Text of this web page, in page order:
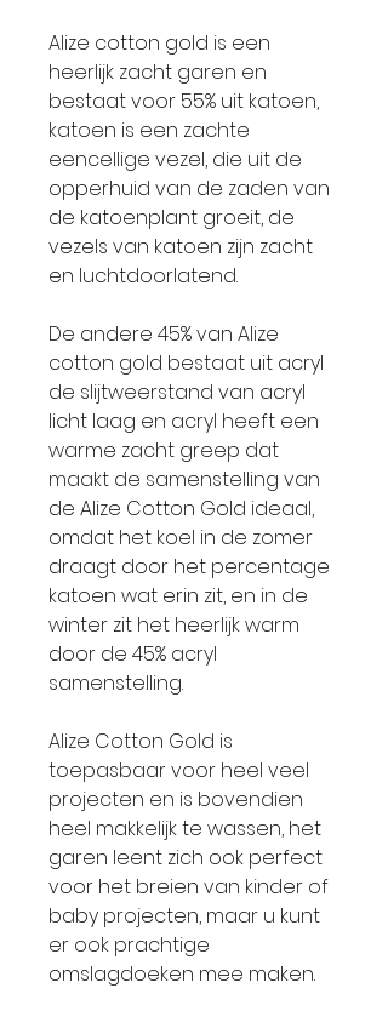
Alize cotton gold is een
heerlijk zacht garen en
bestaat voor 55% uit katoen,
katoen is een zachte
eencellige vezel, die uit de
opperhuid van de zaden van
de katoenplant groeit, de
vezels van katoen zijn zacht
en luchtdoorlatend.
De andere 45% van Alize
cotton gold bestaat uit acryl
de slijtweerstand van acryl
licht laag en acryl heeft een
warme zacht greep dat
maakt de samenstelling van
de Alize Cotton Gold ideaal,
omdat het koel in de zomer
draagt door het percentage
katoen wat erin zit, en in de
winter zit het heerlijk warm
door de 45% acryl
samenstelling.
Alize Cotton Gold is
toepasbaar voor heel veel
projecten en is bovendien
heel makkelijk te wassen, het
garen leent zich ook perfect
voor het breien van kinder of
baby projecten, maar u kunt
er ook prachtige
omslagdoeken mee maken.